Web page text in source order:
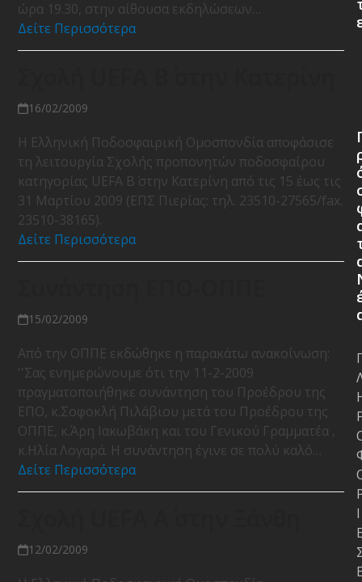
ώρα 19.30, στην αίθουσα εκδηλώσεων…
Δείτε Περισσότερα
16/02/2009
Η Ελληνική Ποδοσφαιρική Ομοσπονδία αποφάσισε
τη λειτουργία Σχολής προπονητών ποδοσφαίρου
κατηγορίας UEFA Β΄ στην Κατερίνη από τις 15 έως τις
31 Μαρτίου 2009 (ΕΠΣ Πιερίας: τηλ. 23510-27565/fax.
23510-38165).
Δείτε Περισσότερα
15/02/2009
Από την ΟΠΠΕ εκδώθηκε η παρακάτω ανακοίνωση:
''Σας ενημερώνουμε ότι την 11-2-2009
πραγματοποιήθηκε συνάντηση του Προέδρου της
ΕΠΟ, κ.Σοφοκλή Πιλάβιου μετά του Προέδρου της
ΟΠΠΕ, κ.Άρη Ιακωβάκη και του Γενικού Γραμματέα ,
κ.Ηλία Λογαρά. Η συνάντηση έγινε σε πολύ καλό…
Δείτε Περισσότερα
12/02/2009
Ι